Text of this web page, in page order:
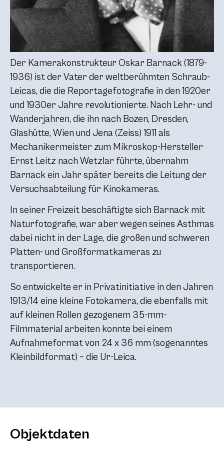
Der Kamerakonstrukteur Oskar Barnack (1879-
1936) ist der Vater der weltberühmten Schraub-
Leicas, die die Reportagefotografie in den 1920er
und 1930er Jahre revolutionierte. Nach Lehr- und
Wanderjahren, die ihn nach Bozen, Dresden,
Glashütte, Wien und Jena (Zeiss) 1911 als
Mechanikermeister zum Mikroskop-Hersteller
Ernst Leitz nach Wetzlar führte, übernahm
Barnack ein Jahr später bereits die Leitung der
Versuchsabteilung für Kinokameras.
In seiner Freizeit beschäftigte sich Barnack mit
Naturfotografie, war aber wegen seines Asthmas
dabei nicht in der Lage, die großen und schweren
Platten- und Großformatkameras zu
transportieren.
So entwickelte er in Privatinitiative in den Jahren
1913/14 eine kleine Fotokamera, die ebenfalls mit
auf kleinen Rollen gezogenem 35-mm-
Filmmaterial arbeiten konnte bei einem
Aufnahmeformat von 24 x 36 mm (sogenanntes
Kleinbildformat) – die Ur-Leica.
Objektdaten